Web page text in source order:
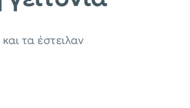
τα έστειλαν